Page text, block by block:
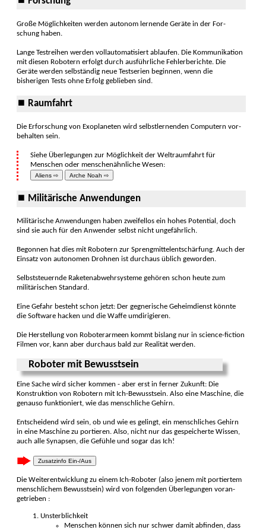
Große Möglichkeiten werden autonom ler­nende Ge­räte in der For­
schung haben.
Lange Testreihen werden voll­automa­tisiert ablaufen. Die Kommu­nika­tion
mit diesen Robo­tern erfolgt durch aus­führliche Fehler­berichte. Die
Geräte werden selb­ständig neue Test­serien beginnen, wenn die
bisherigen Tests ohne Er­folg geblie­ben sind.
⏹ Raumfahrt
Die Erforschung von Exo­planeten wird selbst­lernen­den Com­putern vor­
behalten sein.
Siehe Überle­gungen zur Möglich­keit der Weltraum­fahrt für
Men­schen oder men­schen­ähnliche Wesen:
Aliens ⇨ Arche Noah ⇨
⏹ Militärische Anwendungen
Militärische Anwendungen haben zweifel­los ein hohes Poten­tial, doch
sind sie auch für den An­wender selbst nicht unge­fährlich.
Begonnen hat dies mit Robo­tern zur Spreng­mittel­entschär­fung. Auch der
Einsatz von auto­nomen Droh­nen ist durch­aus üb­lich ge­worden.
Selbst­steuernde Raketen­abwehr­systeme gehören schon heute zum
militä­rischen Stan­dard.
Eine Gefahr besteht schon jetzt: Der gegne­rische Geheim­dienst könnte
die Soft­ware hacken und die Waffe umdiri­gieren.
Die Herstellung von Roboter­armeen kommt bislang nur in science-fiction
Filmen vor, kann aber durchaus bald zur Rea­lität werden.
Roboter mit Bewusst­sein
Eine Sache wird sicher kommen - aber erst in ferner Zu­kunft: Die
Konstruk­tion von Robotern mit Ich-Bewusst­sein. Also eine Maschine, die
genauso funktio­niert, wie das men­schliche Ge­hirn.
Entscheidend wird sein, ob und wie es ge­lingt, ein mensch­liches Gehirn
in eine Maschine zu por­tieren. Also, nicht nur das gespei­cherte Wissen,
auch alle Synap­sen, die Gefühle und sogar das Ich!
Zusatzinfo Ein-/Aus
Die Weiterentwicklung zu einem Ich-Roboter (also jenem mit portier­tem
mensch­lichem Bewusst­sein) wird von folgenden Über­le­gungen voran­
getrieben :
Unsterblichkeit
Menschen können sich nur schwer damit ab­finden, dass